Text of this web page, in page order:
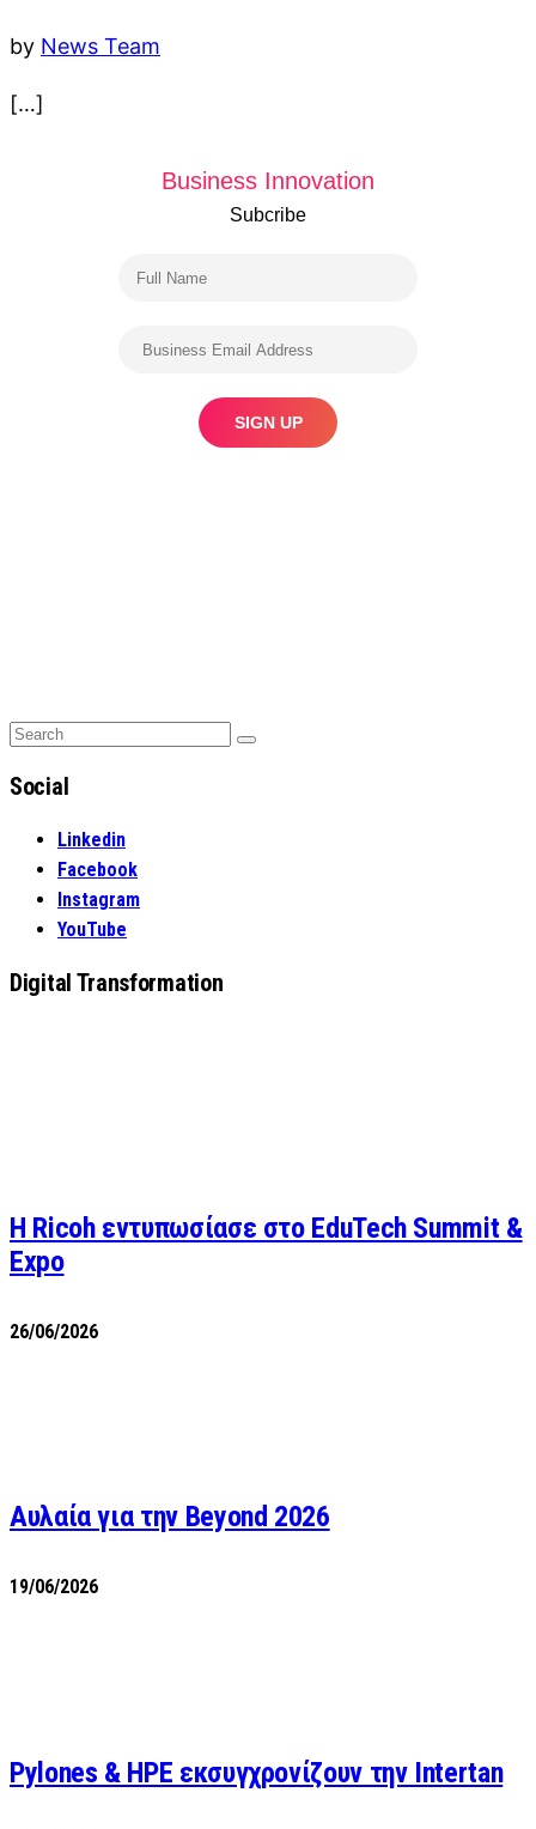
by News Team
[…]
Business Innovation
Subcribe
Search
Search
Social
Linkedin
Facebook
Instagram
YouTube
Digital Transformation
Η Ricoh εντυπωσίασε στο EduTech Summit &
Expo
26/06/2026
Αυλαία για την Beyond 2026
19/06/2026
Pylones & HPE εκσυγχρονίζουν την Intertan